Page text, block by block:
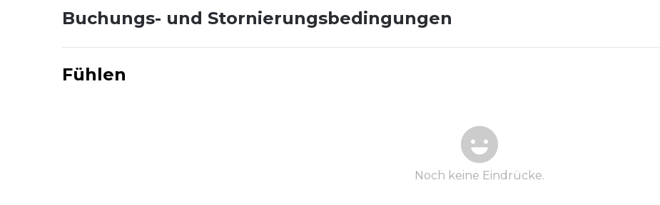
Buchungs- und Stornierungsbedingungen
Fühlen
Noch keine Eindrücke.